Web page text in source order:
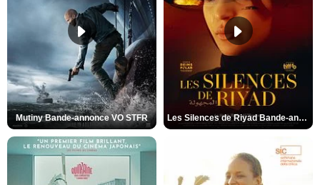
Mutiny Bande-annonce VO STFR Les Silences de Riyad Bande-annonce VO STFR